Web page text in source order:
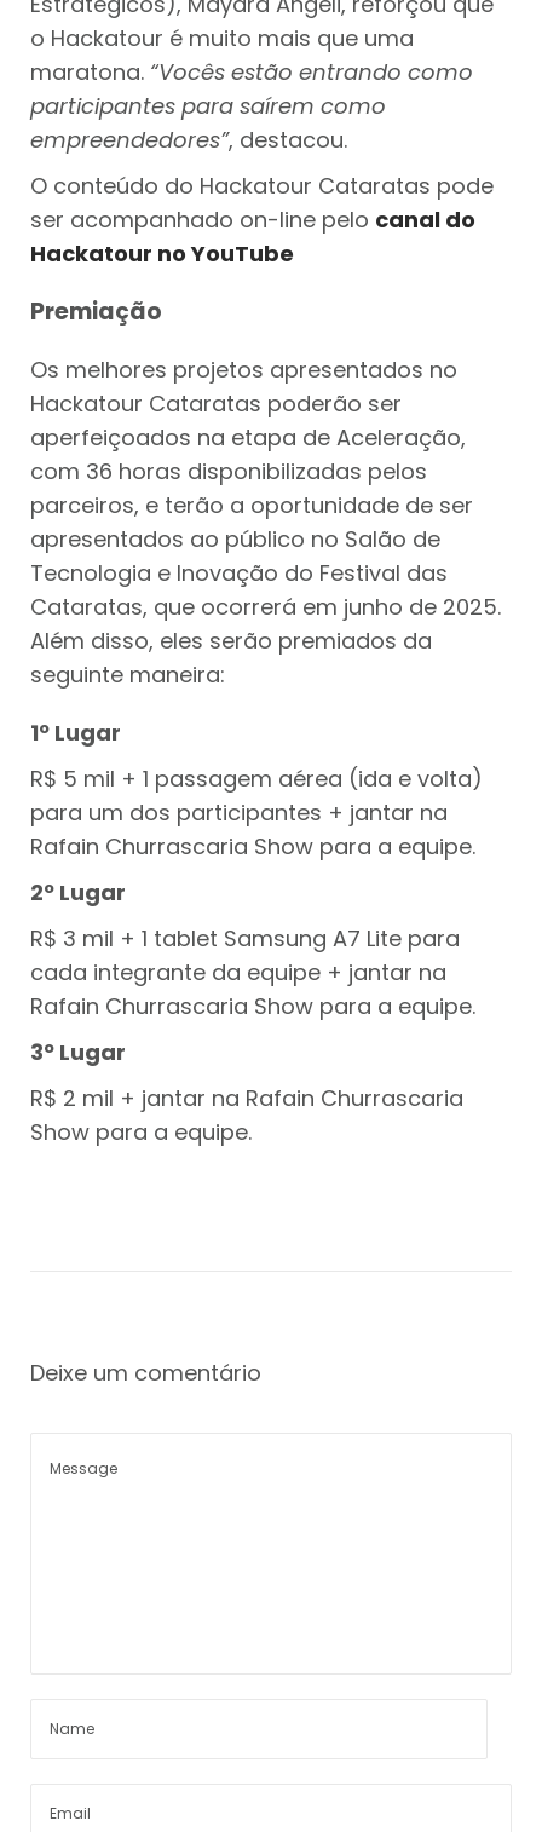
o Hackatour é muito mais que uma
maratona. “Vocês estão entrando como
participantes para saírem como
empreendedores”, destacou.
O conteúdo do Hackatour Cataratas pode
ser acompanhado on-line pelo canal do
Hackatour no YouTube
Premiação
Os melhores projetos apresentados no
Hackatour Cataratas poderão ser
aperfeiçoados na etapa de Aceleração,
com 36 horas disponibilizadas pelos
parceiros, e terão a oportunidade de ser
apresentados ao público no Salão de
Tecnologia e Inovação do Festival das
Cataratas, que ocorrerá em junho de 2025.
Além disso, eles serão premiados da
seguinte maneira:
1º Lugar
R$ 5 mil + 1 passagem aérea (ida e volta)
para um dos participantes + jantar na
Rafain Churrascaria Show para a equipe.
2º Lugar
R$ 3 mil + 1 tablet Samsung A7 Lite para
cada integrante da equipe + jantar na
Rafain Churrascaria Show para a equipe.
3º Lugar
R$ 2 mil + jantar na Rafain Churrascaria
Show para a equipe.
Deixe um comentário